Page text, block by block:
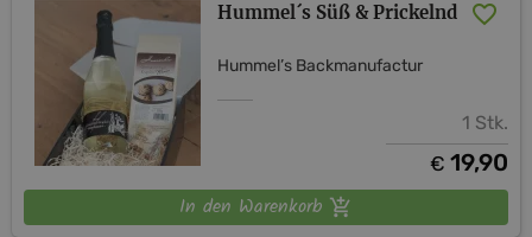
Hummel´s Süß & Prickelnd
Hummel’s Backmanufactur
1 Stk.
€ 19,90
In den Warenkorb